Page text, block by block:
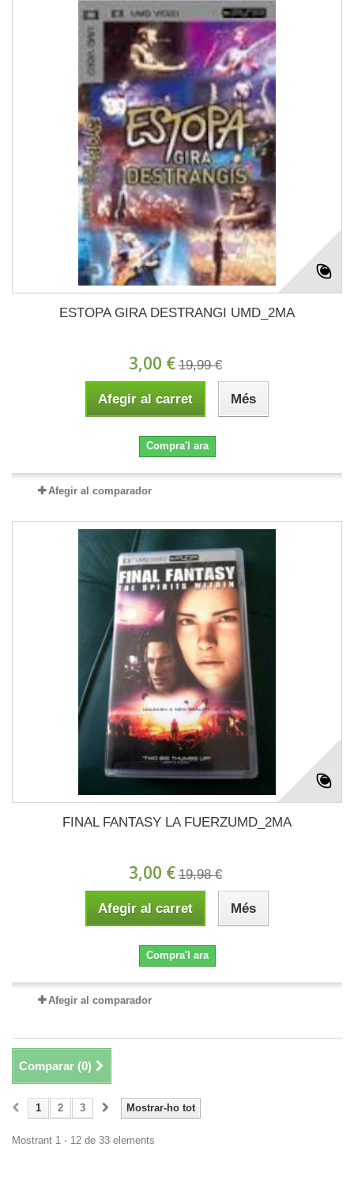
ESTOPA GIRA DESTRANGI UMD_2MA
3,00 € 19,99 €
Afegir al carret Més
Compra'l ara
Afegir al comparador
FINAL FANTASY LA FUERZUMD_2MA
3,00 € 19,98 €
Afegir al carret Més
Compra'l ara
Afegir al comparador
Comparar (0)
Mostrar-ho tot
1 2 3
Mostrant 1 - 12 de 33 elements